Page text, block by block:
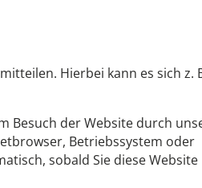
Hierbei kann es sich z.
Besuch der Website durch
Betriebssystem oder
sobald Sie diese Website